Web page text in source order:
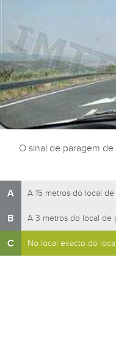
O sinal de paragem
A A 15 metros do local de
B A 3 metros do local de
C No local exacto do